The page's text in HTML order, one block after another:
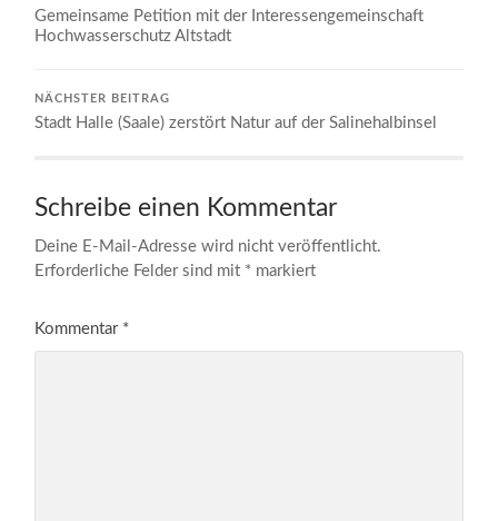
Gemeinsame Petition mit der Interessengemeinschaft
Hochwasserschutz Altstadt
NÄCHSTER BEITRAG
Stadt Halle (Saale) zerstört Natur auf der Salinehalbinsel
Schreibe einen Kommentar
Deine E-Mail-Adresse wird nicht veröffentlicht.
Erforderliche Felder sind mit * markiert
Kommentar *